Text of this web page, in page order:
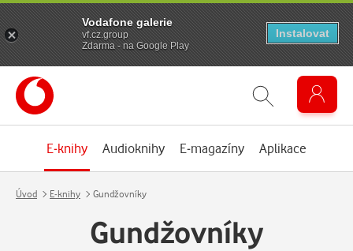
E-knihy Audioknihy E-magazíny Aplikace
Úvod E-knihy Gundžovníky
Gundžovníky
Vodafone galerie
vf.cz.group
Zdarma - na Google Play
Instalovat